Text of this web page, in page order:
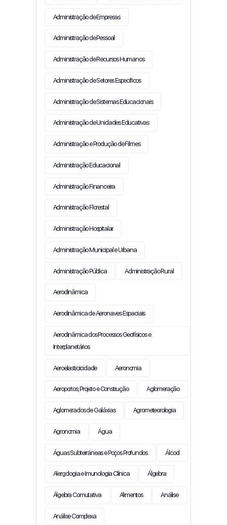
Administração de Empresas
Administração de Pessoal
Administração de Recursos Humanos
Administração de Setores Específicos
Administração de Sistemas Educacionais
Administração de Unidades Educativas
Administração e Produção de Filmes
Administração Educacional
Administração Financeira
Administração Florestal
Administração Hospitalar
Administração Municipal e Urbana
Administração Pública Administração Rural
Aerodinâmica
Aerodinâmica de Aeronaves Espaciais
Aerodinâmica dos Processos Geofísicos e
Interplanetários
Aeroelasticicidade Aeronomia
Aeroportos; Projeto e Construção Aglomeração
Aglomerados de Galáxias Agrometeorologia
Agronomia Água
Águas Subterráneas e Poços Profundos Álcool
Alergologia e Imunologia Clínica Álgebra
Álgebra Comutativa Alimentos Análise
Análise Complexa